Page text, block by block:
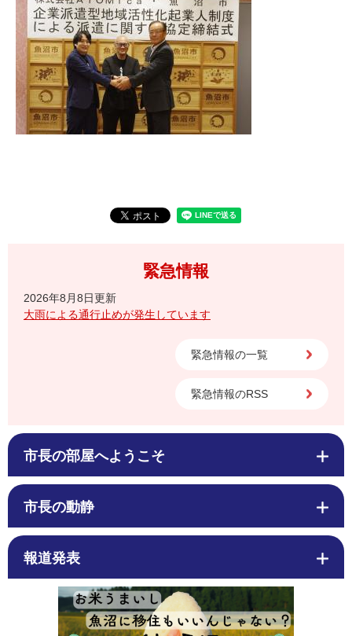
緊急情報
2026年8月8日更新
大雨による通行止めが発生しています
緊急情報の一覧
緊急情報のRSS
市長の部屋へようこそ
市長の動静
報道発表